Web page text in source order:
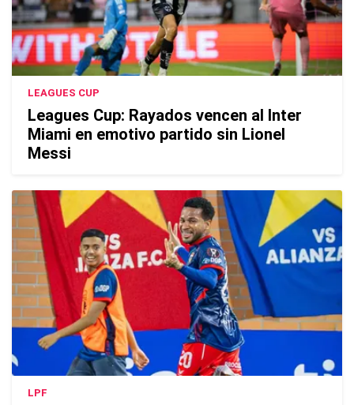
LEAGUES CUP
Leagues Cup: Rayados vencen al Inter
Miami en emotivo partido sin Lionel
Messi
LPF